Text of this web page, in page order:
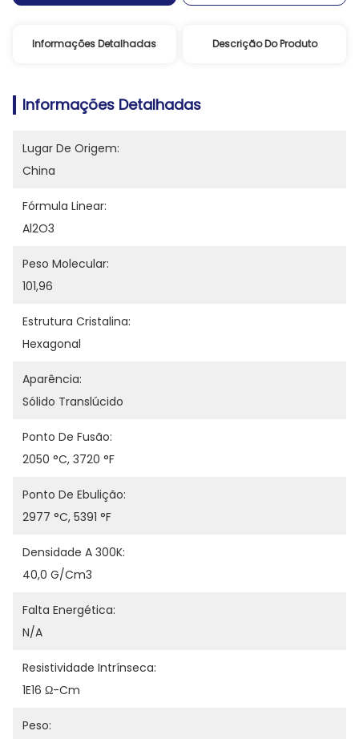
Informações Detalhadas Descrição Do Produto
Informações Detalhadas
Lugar De Origem:
China
Fórmula Linear:
Al2O3
Peso Molecular:
101,96
Estrutura Cristalina:
Hexagonal
Aparência:
Sólido Translúcido
Ponto De Fusão:
2050 °C, 3720 °F
Ponto De Ebulição:
2977 °C, 5391 °F
Densidade A 300K:
40,0 G/cm3
Falta Energética:
N/A
Resistividade Intrínseca:
1E16 Ω-Cm
Peso: